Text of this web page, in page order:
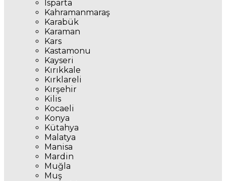
Isparta
Kahramanmaraş
Karabük
Karaman
Kars
Kastamonu
Kayseri
Kırıkkale
Kırklareli
Kırşehir
Kilis
Kocaeli
Konya
Kütahya
Malatya
Manisa
Mardin
Muğla
Muş